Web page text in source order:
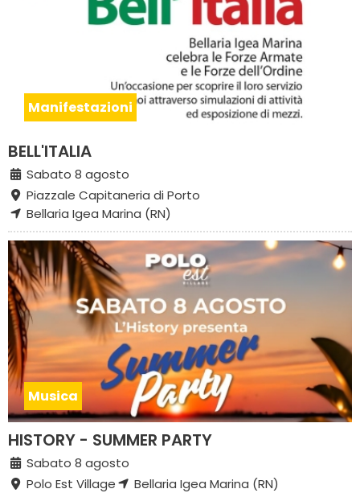
Manifestazioni
BELL'ITALIA
Sabato 8 agosto
Piazzale Capitaneria di Porto
Bellaria Igea Marina (RN)
Musica
HISTORY - SUMMER PARTY
Sabato 8 agosto
Polo Est Village
Bellaria Igea Marina (RN)